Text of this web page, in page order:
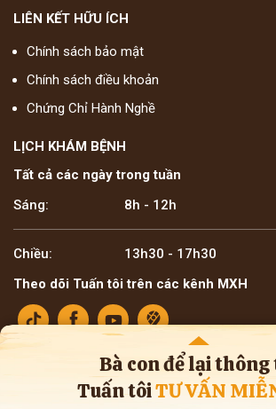
Bà con để lại
Tuấn tôiTƯ VẤN
LIÊN KẾT HỮU ÍCH
Chính sách bảo mật
Chính sách điều khoản
Chứng Chỉ Hành Nghề
LỊCH KHÁM BỆNH
Tất cả các ngày trong tuần
Sáng:
8h - 12h
Chiều:
13h30 - 17h30
Theo dõi Tuấn tôi trên các kênh MXH
Bản quyền ©2025 Lương y Đỗ Minh Tuấn